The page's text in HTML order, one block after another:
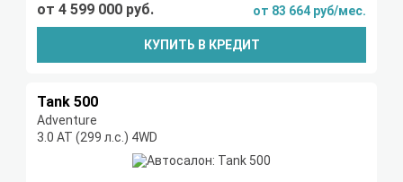
от 4 599 000 руб. от 83 664 руб/мес.
КУПИТЬ В КРЕДИТ
Tank 500
Adventure
3.0 AT (299 л.с.) 4WD